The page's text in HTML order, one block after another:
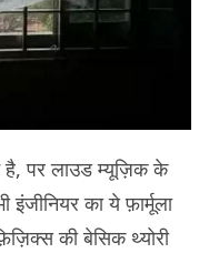
है, पर लाउड म्यूज़िक के
का ये फ़ार्मूला
की बेसिक थ्योरी